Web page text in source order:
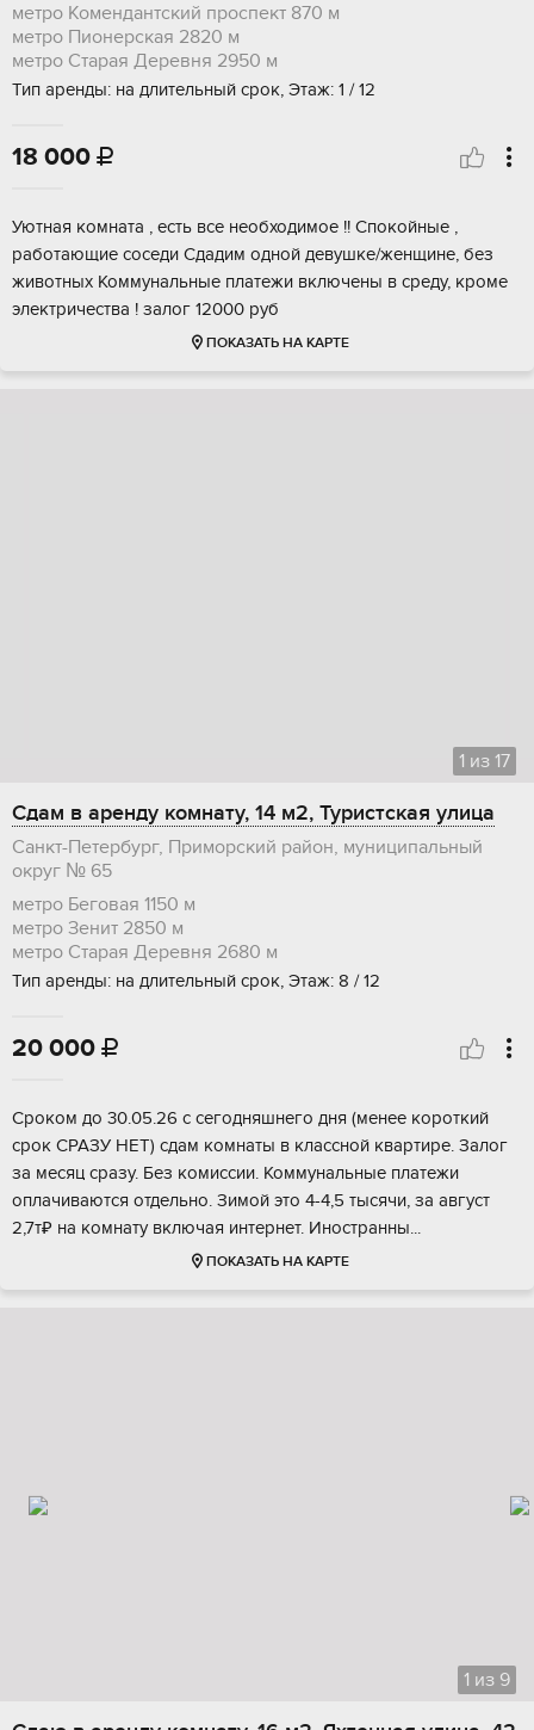
метро Комендантский проспект 870 м
метро Пионерская 2820 м
метро Старая Деревня 2950 м
Тип аренды: на длительный срок, Этаж: 1 / 12
18 000 
Уютная комната , есть все необходимое !! Спокойные ,
работающие соседи Сдадим одной девушке/женщине, без
животных Коммунальные платежи включены в среду, кроме
электричества ! залог 12000 руб
ПОКАЗАТЬ НА КАРТЕ
1 из 17
Сдам в аренду комнату, 14 м2, Туристская улица
Санкт-Петербург, Приморский район, муниципальный
округ № 65
метро Беговая 1150 м
метро Зенит 2850 м
метро Старая Деревня 2680 м
Тип аренды: на длительный срок, Этаж: 8 / 12
20 000 
Сроком до 30.05.26 с сегодняшнего дня (менее короткий
срок СРАЗУ НЕТ) сдам комнаты в классной квартире. Залог
за месяц сразу. Без комиссии. Коммунальные платежи
оплачиваются отдельно. Зимой это 4-4,5 тысячи, за август
2,7т₽ на комнату включая интернет. Иностранны...
ПОКАЗАТЬ НА КАРТЕ
1 из 9